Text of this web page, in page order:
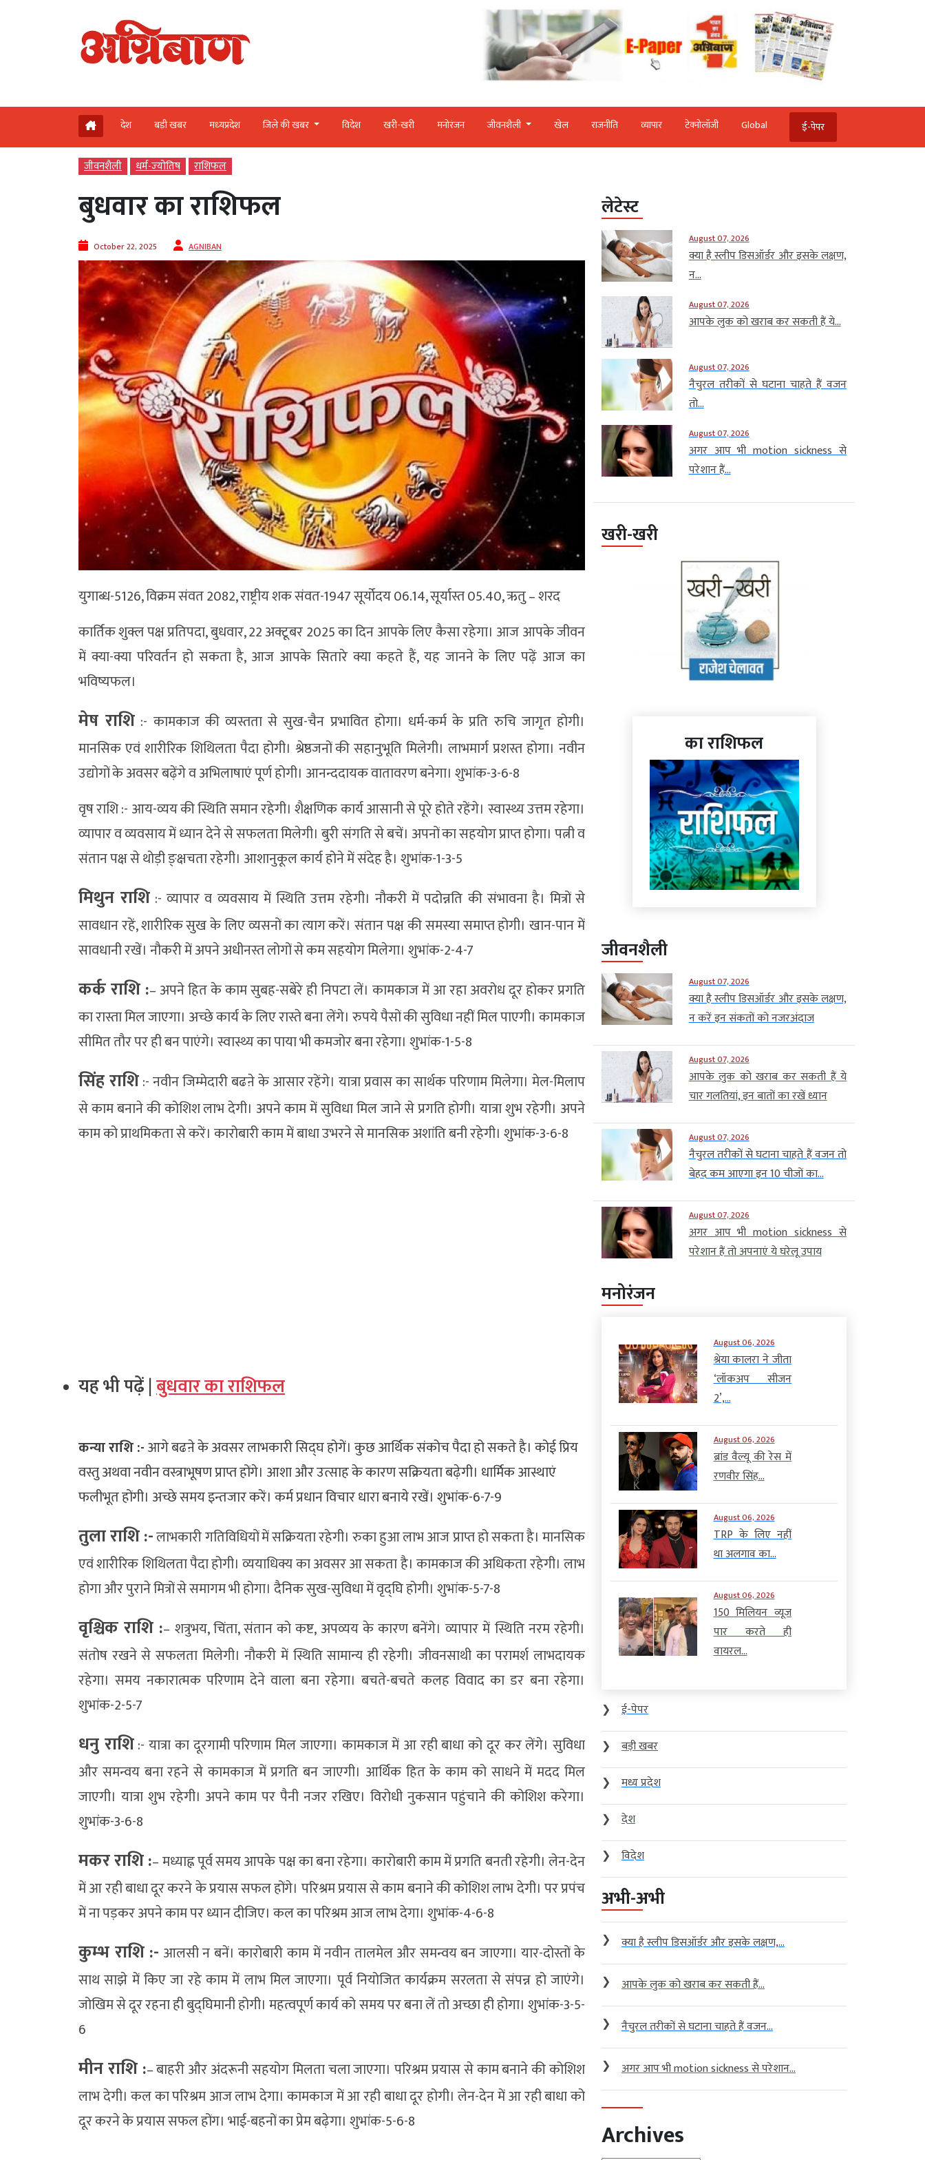
देश बड़ी खबर मध्‍यप्रदेश जिले की खबर विदेश खरी-खरी मनोरंजन जीवनशैली खेल राजनीति व्‍यापार टेक्‍नोलॉजी Global ई-पेपर
जीवनशैली धर्म-ज्‍योतिष राशिफल
बुधवार का राशिफल
October 22, 2025 AGNIBAN
युगाब्ध-5126, विक्रम संवत 2082, राष्ट्रीय शक संवत-1947 सूर्योदय 06.14, सूर्यास्त 05.40, ऋतु – शरद
कार्तिक शुक्ल पक्ष प्रतिपदा, बुधवार, 22 अक्टूबर 2025 का दिन आपके लिए कैसा रहेगा। आज आपके जीवन
में क्या-क्या परिवर्तन हो सकता है, आज आपके सितारे क्या कहते हैं, यह जानने के लिए पढ़ें आज का
भविष्यफल।
मेष राशि :- कामकाज की व्यस्तता से सुख-चैन प्रभावित होगा। धर्म-कर्म के प्रति रुचि जागृत होगी।
मानसिक एवं शारीरिक शिथिलता पैदा होगी। श्रेष्ठजनों की सहानुभूति मिलेगी। लाभमार्ग प्रशस्त होगा। नवीन
उद्योगों के अवसर बढ़ेंगे व अभिलाषाएं पूर्ण होगी। आनन्ददायक वातावरण बनेगा। शुभांक-3-6-8
वृष राशि :- आय-व्यय की स्थिति समान रहेगी। शैक्षणिक कार्य आसानी से पूरे होते रहेंगे। स्वास्थ्य उत्तम रहेगा।
व्यापार व व्यवसाय में ध्यान देने से सफलता मिलेगी। बुरी संगति से बचें। अपनों का सहयोग प्राप्त होगा। पत्नी व
संतान पक्ष से थोड़ी ङ्क्षचता रहेगी। आशानुकूल कार्य होने में संदेह है। शुभांक-1-3-5
मिथुन राशि :- व्यापार व व्यवसाय में स्थिति उत्तम रहेगी। नौकरी में पदोन्नति की संभावना है। मित्रों से
सावधान रहें, शारीरिक सुख के लिए व्यसनों का त्याग करें। संतान पक्ष की समस्या समाप्त होगी। खान-पान में
सावधानी रखें। नौकरी में अपने अधीनस्त लोगों से कम सहयोग मिलेगा। शुभांक-2-4-7
कर्क राशि :– अपने हित के काम सुबह-सबेरे ही निपटा लें। कामकाज में आ रहा अवरोध दूर होकर प्रगति
का रास्ता मिल जाएगा। अच्छे कार्य के लिए रास्ते बना लेंगे। रुपये पैसों की सुविधा नहीं मिल पाएगी। कामकाज
सीमित तौर पर ही बन पाएंगे। स्वास्थ्य का पाया भी कमजोर बना रहेगा। शुभांक-1-5-8
सिंह राशि:- नवीन जिम्मेदारी बढऩे के आसार रहेंगे। यात्रा प्रवास का सार्थक परिणाम मिलेगा। मेल-मिलाप
से काम बनाने की कोशिश लाभ देगी। अपने काम में सुविधा मिल जाने से प्रगति होगी। यात्रा शुभ रहेगी। अपने
काम को प्राथमिकता से करें। कारोबारी काम में बाधा उभरने से मानसिक अशांति बनी रहेगी। शुभांक-3-6-8
यह भी पढ़ें |बुधवार का राशिफल
कन्या राशि :-आगे बढऩे के अवसर लाभकारी सिद्घ होगें। कुछ आर्थिक संकोच पैदा हो सकते है। कोई प्रिय
वस्तु अथवा नवीन वस्त्राभूषण प्राप्त होंगे। आशा और उत्साह के कारण सक्रियता बढ़ेगी। धार्मिक आस्थाएं
फलीभूत होंगी। अच्छे समय इन्तजार करें। कर्म प्रधान विचार धारा बनाये रखें। शुभांक-6-7-9
तुला राशि :-लाभकारी गतिविधियों में सक्रियता रहेगी। रुका हुआ लाभ आज प्राप्त हो सकता है। मानसिक
एवं शारीरिक शिथिलता पैदा होगी। व्ययाधिक्य का अवसर आ सकता है। कामकाज की अधिकता रहेगी। लाभ
होगा और पुराने मित्रों से समागम भी होगा। दैनिक सुख-सुविधा में वृद्घि होगी। शुभांक-5-7-8
वृश्चिक राशि :– शत्रुभय, चिंता, संतान को कष्ट, अपव्यय के कारण बनेंगे। व्यापार में स्थिति नरम रहेगी।
संतोष रखने से सफलता मिलेगी। नौकरी में स्थिति सामान्य ही रहेगी। जीवनसाथी का परामर्श लाभदायक
रहेगा। समय नकारात्मक परिणाम देने वाला बना रहेगा। बचते-बचते कलह विवाद का डर बना रहेगा।
शुभांक-2-5-7
धनु राशि:- यात्रा का दूरगामी परिणाम मिल जाएगा। कामकाज में आ रही बाधा को दूर कर लेंगे। सुविधा
और समन्वय बना रहने से कामकाज में प्रगति बन जाएगी। आर्थिक हित के काम को साधने में मदद मिल
जाएगी। यात्रा शुभ रहेगी। अपने काम पर पैनी नजर रखिए। विरोधी नुकसान पहुंचाने की कोशिश करेगा।
शुभांक-3-6-8
मकर राशि :– मध्याह्न पूर्व समय आपके पक्ष का बना रहेगा। कारोबारी काम में प्रगति बनती रहेगी। लेन-देन
में आ रही बाधा दूर करने के प्रयास सफल होंगे। परिश्रम प्रयास से काम बनाने की कोशिश लाभ देगी। पर प्रपंच
में ना पड़कर अपने काम पर ध्यान दीजिए। कल का परिश्रम आज लाभ देगा। शुभांक-4-6-8
कुम्भ राशि :- आलसी न बनें। कारोबारी काम में नवीन तालमेल और समन्वय बन जाएगा। यार-दोस्तों के
साथ साझे में किए जा रहे काम में लाभ मिल जाएगा। पूर्व नियोजित कार्यक्रम सरलता से संपन्न हो जाएंगे।
जोखिम से दूर रहना ही बुद्घिमानी होगी। महत्वपूर्ण कार्य को समय पर बना लें तो अच्छा ही होगा। शुभांक-3-5-
6
मीन राशि :– बाहरी और अंदरूनी सहयोग मिलता चला जाएगा। परिश्रम प्रयास से काम बनाने की कोशिश
लाभ देगी। कल का परिश्रम आज लाभ देगा। कामकाज में आ रही बाधा दूर होगी। लेन-देन में आ रही बाधा को
दूर करने के प्रयास सफल होंग। भाई-बहनों का प्रेम बढ़ेगा। शुभांक-5-6-8
लेटेस्ट
August 07, 2026
क्या है स्लीप डिसऑर्डर और इसके लक्षण,
न...
August 07, 2026
आपके लुक को खराब कर सकती हैं ये...
August 07, 2026
नैचुरल तरीकों से घटाना चाहते हैं वजन
तो...
August 07, 2026
अगर आप भी motion sickness से
परेशान हैं...
खरी-खरी
का राशिफल
जीवनशैली
August 07, 2026
क्या है स्लीप डिसऑर्डर और इसके लक्षण,
न करें इन संकतों को नजरअंदाज
August 07, 2026
आपके लुक को खराब कर सकती हैं ये
चार गलतियां, इन बातों का रखें ध्यान
August 07, 2026
नैचुरल तरीकों से घटाना चाहते हैं वजन तो
बेहद कम आएगा इन 10 चीजों का...
August 07, 2026
अगर आप भी motion sickness से
परेशान हैं तो अपनाएं ये घरेलू उपाय
मनोरंजन
August 06, 2026
श्रेया कालरा ने जीता
‘लॉकअप सीजन
2’,...
August 06, 2026
ब्रांड वैल्यू की रेस में
रणवीर सिंह...
August 06, 2026
TRP के लिए नहीं
था अलगाव का...
August 06, 2026
150 मिलियन व्यूज
पार करते ही
वायरल...
❯
ई-पेपर
❯
बड़ी खबर
❯
मध्य प्रदेश
❯
देश
❯
विदेश
अभी-अभी
❯ क्या है स्लीप डिसऑर्डर और इसके लक्षण,...
❯ आपके लुक को खराब कर सकती हैं...
❯ नैचुरल तरीकों से घटाना चाहते हैं वजन...
❯ अगर आप भी motion sickness से परेशान...
Archives